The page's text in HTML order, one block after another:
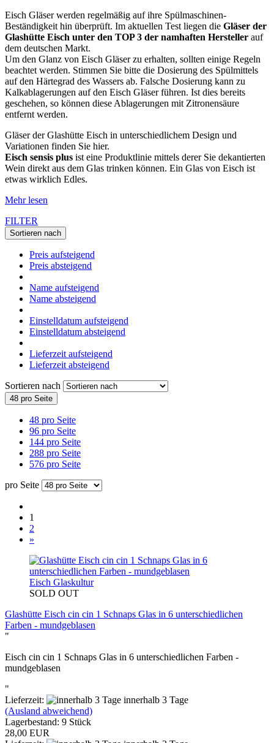
Eisch Gläser werden regelmäßig auf ihre Spülmaschinen-
Beständigkeit hin überprüft. Im aktuellen Test liegen die Gläser der
Glashütte Eisch unter den TOP 3 der namhaften Hersteller auf
dem deutschen Markt.
Um den Glanz von Eisch Gläser zu erhalten, sollten einige Regeln
beachtet werden. Stimmen Sie bitte die Dosierung des Spülmittels
auf den Härtegrad des Wassers ab. Falsche Dosierung kann zu
Kalkablagerungen auf den Eisch Gläser führen. Ist dies bereits
geschehen, so können diese Ablagerungen mit Zitronensäure
entfernt werden.
Gläser der Glashütte Eisch in unterschiedlichem Design und
Variationen finden Sie hier.
Eisch sensis plus ist eine Produktlinie mittels derer Sie dekantierten
Wein direkt aus dem Glas trinken können. Ein Glas von Eisch ist
etwas wirklich Edles.
Mehr lesen
FILTER
Sortieren nach
Preis aufsteigend
Preis absteigend
Name aufsteigend
Name absteigend
Einstelldatum aufsteigend
Einstelldatum absteigend
Lieferzeit aufsteigend
Lieferzeit absteigend
Sortieren nach
48 pro Seite
48 pro Seite
96 pro Seite
144 pro Seite
288 pro Seite
576 pro Seite
pro Seite
1
2
»
Eisch Glaskultur
SOLD OUT
Glashütte Eisch cin cin 1 Schnaps Glas in 6 unterschiedlichen
Farben - mundgeblasen
"
Eisch cin cin 1 Schnaps Glas in 6 unterschiedlichen Farben -
mundgeblasen
"
Lieferzeit:
innerhalb 3 Tage
(Ausland abweichend)
Lagerbestand: 9 Stück
28,00 EUR